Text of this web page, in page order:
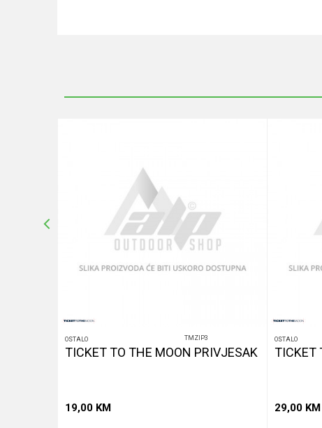
OSTALO TMZIP3
TICKET TO THE MOON PRIVJESAK
19,00 KM
OSTALO
TICKET
29,00 KM